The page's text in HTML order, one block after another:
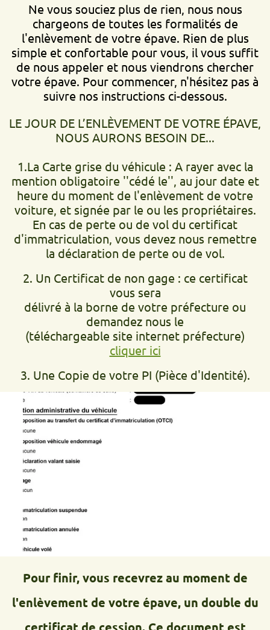
Ne vous souciez plus de rien, nous nous
chargeons de toutes les formalités de
l'enlèvement de votre épave. Rien de plus
simple et confortable pour vous, il vous suffit
de nous appeler et nous viendrons chercher
votre épave. Pour commencer, n'hésitez pas à
suivre nos instructions ci-dessous.
LE JOUR DE L’ENLÈVEMENT DE VOTRE ÉPAVE,
NOUS AURONS BESOIN DE...
1.La Carte grise du véhicule : A rayer avec la
mention obligatoire ''cédé le'', au jour date et
heure du moment de l'enlèvement de votre
voiture, et signée par le ou les propriétaires.
En cas de perte ou de vol du certificat
d'immatriculation, vous devez nous remettre
la déclaration de perte ou de vol.
2. Un Certificat de non gage : ce certificat
vous sera
délivré à la borne de votre préfecture ou
demandez nous le
(téléchargeable site internet préfecture)
cliquer ici
3. Une Copie de votre PI (Pièce d'Identité).
Pour finir, vous recevrez au moment de
l'enlèvement de votre épave, un double du
certificat de cession. Ce document est